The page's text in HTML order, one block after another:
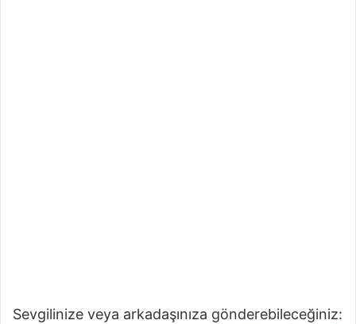
Sevgilinize veya arkadaşınıza gönderebileceğiniz: